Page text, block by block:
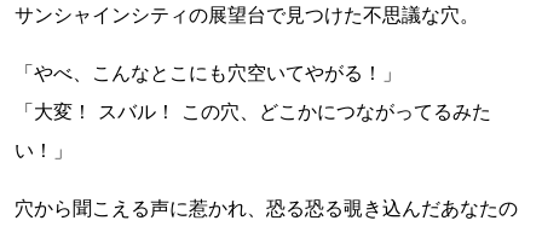
サンシャインシティの展望台で見つけた不思議な穴。
「やべ、こんなとこにも穴空いてやがる！」
「大変！ スバル！ この穴、どこかにつながってるみた
い！」
穴から聞こえる声に惹かれ、恐る恐る覗き込んだあなたの